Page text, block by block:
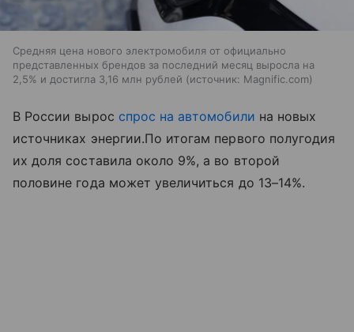
Средняя цена нового электромобиля от официально
представленных брендов за последний месяц выросла на
2,5% и достигла 3,16 млн рублей
источник: Magnific.com
В России вырос спрос на автомобили на новых
источниках энергии.По итогам первого полугодия
их доля составила около 9%, а во второй
половине года может увеличиться до 13–14%.